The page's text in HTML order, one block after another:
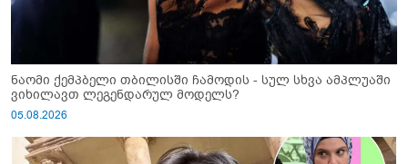
ნაომი ქემპბელი თბილისში ჩამოდის - სულ სხვა ამპლუაში
ვიხილავთ ლეგენდარულ მოდელს?
05.08.2026